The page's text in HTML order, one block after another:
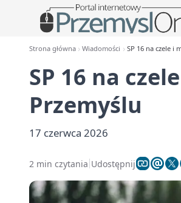
Strona główna Wiadomości SP 16 na czele i
SP 16 na
Przemyślu
17 czerwca 2026
2 min czytania Udostępnij